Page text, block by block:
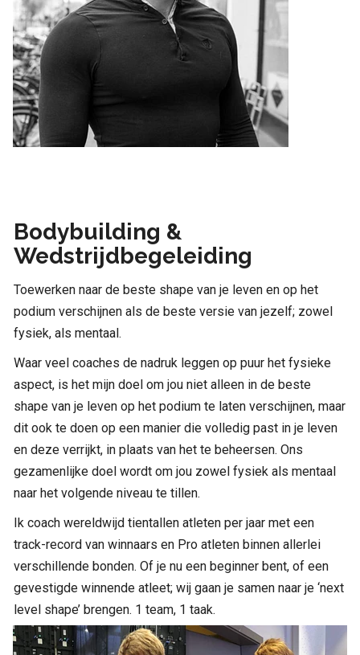
Bodybuilding &
Wedstrijdbegeleiding
Toewerken naar de beste shape van je leven en op het
podium verschijnen als de beste versie van jezelf; zowel
fysiek, als mentaal.
Waar veel coaches de nadruk leggen op puur het fysieke
aspect, is het mijn doel om jou niet alleen in de beste
shape van je leven op het podium te laten verschijnen, maar
dit ook te doen op een manier die volledig past in je leven
en deze verrijkt, in plaats van het te beheersen. Ons
gezamenlijke doel wordt om jou zowel fysiek als mentaal
naar het volgende niveau te tillen.
Ik coach wereldwijd tientallen atleten per jaar met een
track-record van winnaars en Pro atleten binnen allerlei
verschillende bonden. Of je nu een beginner bent, of een
gevestigde winnende atleet; wij gaan je samen naar je ‘next
level shape’ brengen. 1 team, 1 taak.